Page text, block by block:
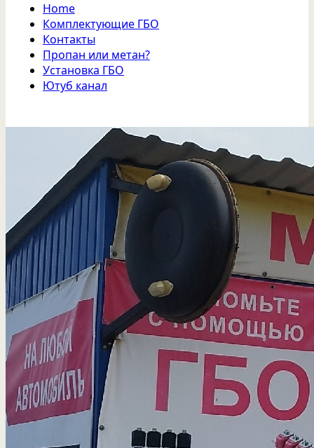
Home
Комплектующие ГБО
Контакты
Пропан или метан?
Установка ГБО
Ютуб канал